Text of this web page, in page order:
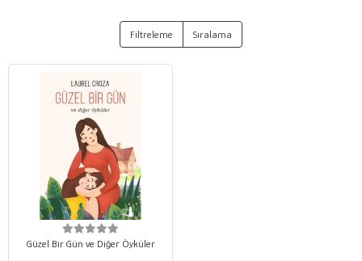
Filtreleme Sıralama
Güzel Bir Gün ve Diğer Öyküler